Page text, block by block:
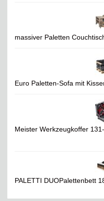
massiver Paletten
Euro Paletten-Sofa mit
Meister Werkzeugkoffer
PALETTI DUOPalettenbett